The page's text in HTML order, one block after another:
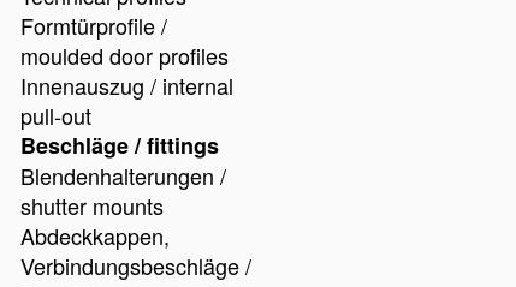
Formtürprofile /
moulded door profiles
Innenauszug / internal
pull-out
Beschläge / fittings
Blendenhalterungen /
shutter mounts
Abdeckkappen,
Verbindungsbeschläge /